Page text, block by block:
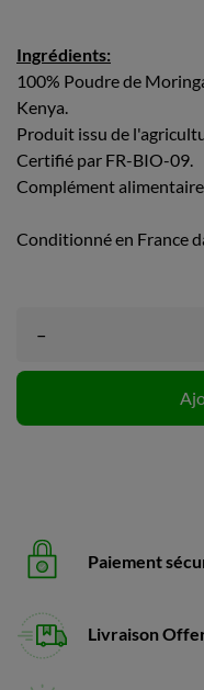
Ingrédients:
100% Poudre de
Kenya.
Produit issu de
Certifié par FR-BIO-09.
Complément
Conditionné en France
–
Paiement
Livraison